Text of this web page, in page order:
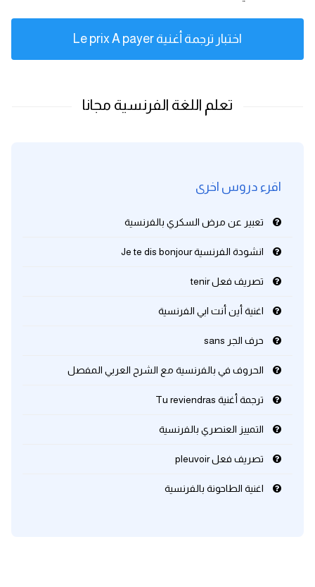
اختبار ترجمة أغنية Le prix A payer
اقرء دروس اخرى
تعبير عن مرض السكري بالفرنسية
انشودة الفرنسية Je te dis bonjour
تصريف فعل tenir
اغنية أين أنت ابي الفرنسية
حرف الجر sans
الحروف في بالفرنسية مع الشرح العربي المفصل
ترجمة أغنية Tu reviendras
التمييز العنصري بالفرنسية
تصريف فعل pleuvoir
اغنية الطاحونة بالفرنسية